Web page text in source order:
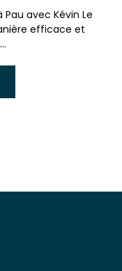
avec Kévin Le
efficace et